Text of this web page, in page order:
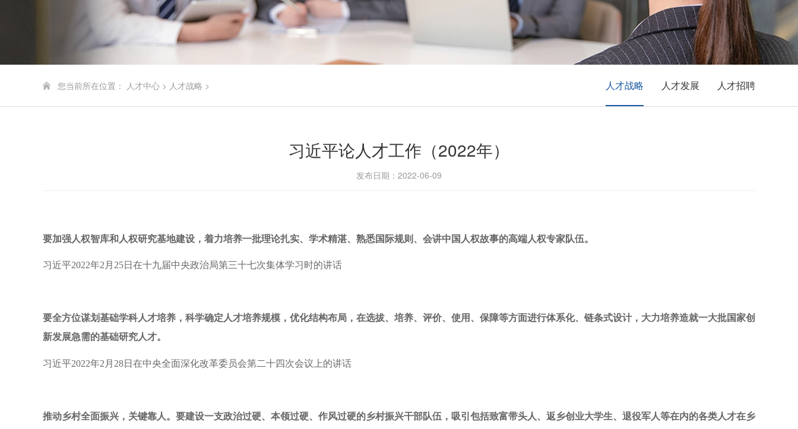
您当前所在位置： 人才中心 > 人才战略 > 人才战略 人才发展 人才招聘
习近平论人才工作（2022年）
发布日期：2022-06-09
要加强人权智库和人权研究基地建设，着力培养一批理论扎实、学术精湛、熟悉国际规则、会讲中国人权故事的高端人权专家队伍。
习近平2022年2月25日在十九届中央政治局第三十七次集体学习时的讲话
要全方位谋划基础学科人才培养，科学确定人才培养规模，优化结构布局，在选拔、培养、评价、使用、保障等方面进行体系化、链条式设计，大力培养造就一大批国家创
新发展急需的基础研究人才。
习近平2022年2月28日在中央全面深化改革委员会第二十四次会议上的讲话
推动乡村全面振兴，关键靠人。要建设一支政治过硬、本领过硬、作风过硬的乡村振兴干部队伍，吸引包括致富带头人、返乡创业大学生、退役军人等在内的各类人才在乡